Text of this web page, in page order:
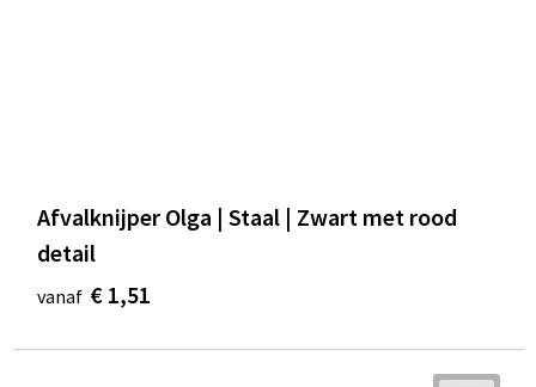
Afvalknijper Olga | Staal | Zwart met rood
detail
vanaf € 1,51